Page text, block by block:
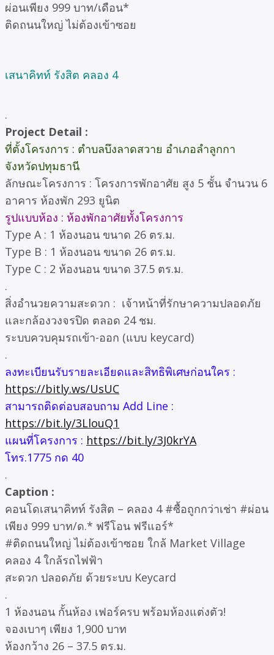
ผ่อนเพียง 999 บาท/เดือน*
ติดถนนใหญ่ ไม่ต้องเข้าซอย
เสนาคิทท์ รังสิต คลอง 4
.
Project Detail :
ที่ตั้งโครงการ : ตำบลบึงลาดสวาย อำเภอลำลูกกา
จังหวัดปทุมธานี
ลักษณะโครงการ : โครงการพักอาศัย สูง 5 ชั้น จำนวน 6
อาคาร ห้องพัก 293 ยูนิต
รูปแบบห้อง : ห้องพักอาศัยทั้งโครงการ
Type A : 1 ห้องนอน ขนาด 26 ตร.ม.
Type B : 1 ห้องนอน ขนาด 26 ตร.ม.
Type C : 2 ห้องนอน ขนาด 37.5 ตร.ม.
.
สิ่งอำนวยความสะดวก : เจ้าหน้าที่รักษาความปลอดภัย
และกล้องวงจรปิด ตลอด 24 ชม.
ระบบควบคุมรถเข้า-ออก (แบบ keycard)
.
ลงทะเบียนรับรายละเอียดและสิทธิพิเศษก่อนใคร :
https://bitly.ws/UsUC
สามารถติดต่อบสอบถาม Add Line :
https://bit.ly/3LlouQ1
แผนที่โครงการ : https://bit.ly/3J0krYA
โทร.1775 กด 40
.
Caption :
คอนโดเสนาคิทท์ รังสิต – คลอง 4 #ซื้อถูกกว่าเช่า #ผ่อน
เพียง 999 บาท/ด.* ฟรีโอน ฟรีแอร์*
#ติดถนนใหญ่ ไม่ต้องเข้าซอย ใกล้ Market Village
คลอง 4 ใกล้รถไฟฟ้า
สะดวก ปลอดภัย ด้วยระบบ Keycard
.
1 ห้องนอน กั้นห้อง เฟอร์ครบ พร้อมห้องแต่งตัว!
จองเบาๆ เพียง 1,900 บาท
ห้องกว้าง 26 – 37.5 ตร.ม.